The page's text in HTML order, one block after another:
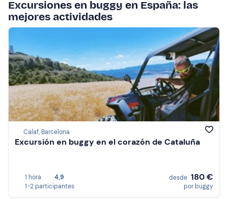
Excursiones en buggy en España: las
mejores actividades
Calaf, Barcelona
Excursión en buggy en el corazón de Cataluña
1 hora
4,9
1-2 participantes
desde 180 €
por buggy